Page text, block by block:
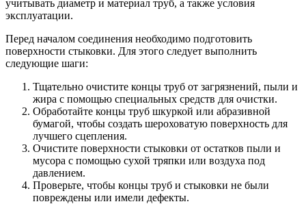
учитывать диаметр и материал труб, а также условия
эксплуатации.
Перед началом соединения необходимо подготовить
поверхности стыковки. Для этого следует выполнить
следующие шаги:
Тщательно очистите концы труб от загрязнений, пыли и
жира с помощью специальных средств для очистки.
Обработайте концы труб шкуркой или абразивной
бумагой, чтобы создать шероховатую поверхность для
лучшего сцепления.
Очистите поверхности стыковки от остатков пыли и
мусора с помощью сухой тряпки или воздуха под
давлением.
Проверьте, чтобы концы труб и стыковки не были
повреждены или имели дефекты.